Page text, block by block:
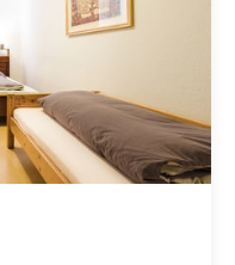
1 wechseln
2 wechseln
3 wechseln
4 wechseln
5 wechseln